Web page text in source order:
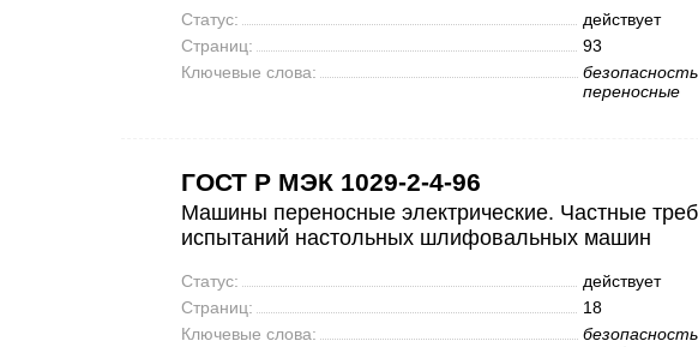
Статус:
действует
Страниц:
93
Ключевые слова:
безопасность,
переносные
ГОСТ Р МЭК 1029-2-4-96
Машины переносные электрические. Частные
испытаний настольных шлифовальных машин
Статус:
действует
Страниц:
18
Ключевые слова:
безопасность,